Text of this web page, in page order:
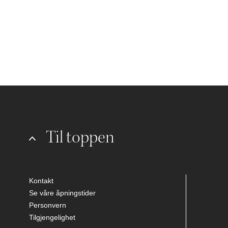
Til toppen
Kontakt
Se våre åpningstider
Personvern
Tilgjengelighet